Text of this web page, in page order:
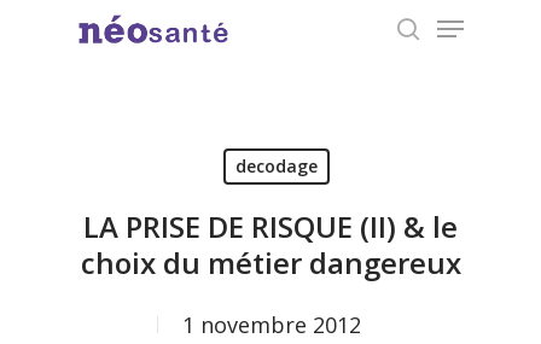
Menu
decodage
LA PRISE DE RISQUE (II) & le
choix du métier dangereux
1 novembre 2012